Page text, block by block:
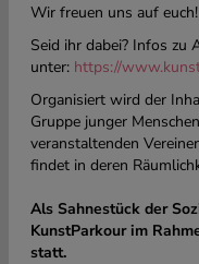
Wir freuen uns auf euch!
Seid ihr dabei? Infos zu
unter: https://
Organisiert wird der
Gruppe junger
veranstaltenden
findet in deren
Als Sahnestück der
KunstParkour im
statt.